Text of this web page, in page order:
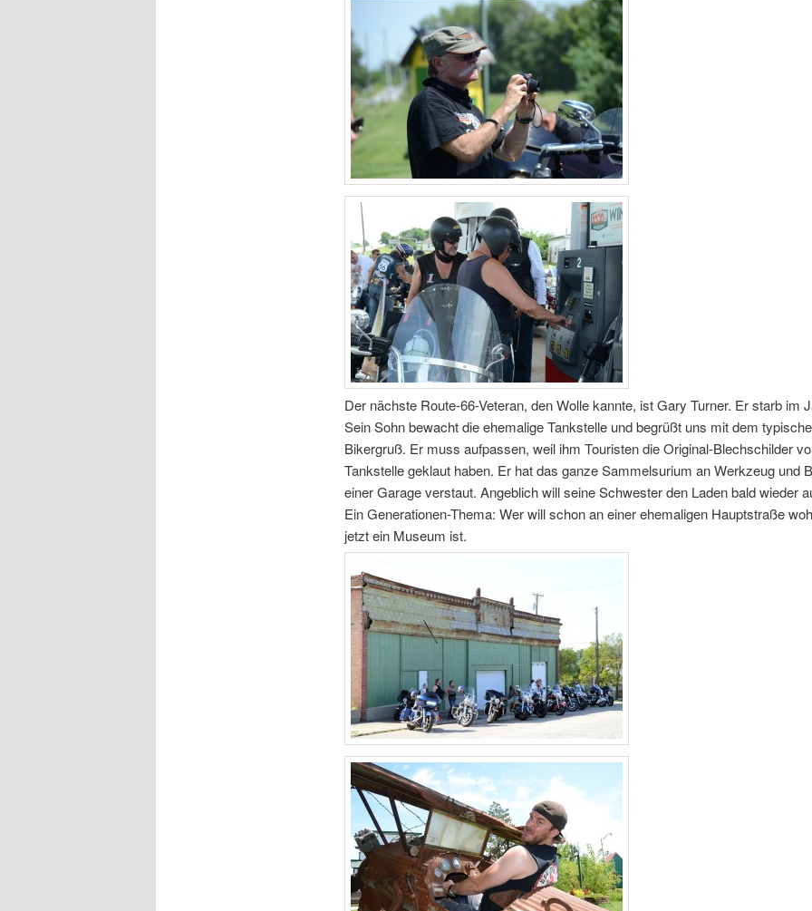
Der nächste Route-66-Veteran, den Wolle kannte, ist Gary Turner. Er starb im
Sein Sohn bewacht die ehemalige Tankstelle und begrüßt uns mit dem
Bikergruß. Er muss aufpassen, weil ihm Touristen die Original-Blechschilder
Tankstelle geklaut haben. Er hat das ganze Sammelsurium an Werkzeug und
einer Garage verstaut. Angeblich will seine Schwester den Laden bald wieder
Ein Generationen-Thema: Wer will schon an einer ehemaligen Hauptstraße
jetzt ein Museum ist.